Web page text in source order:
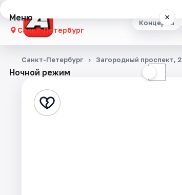
Концерты
Меню ×
Санкт-Петербург
Концерты
Стендап
Ночной режим ☾
Санкт-Петербург Загородный проспект, 2